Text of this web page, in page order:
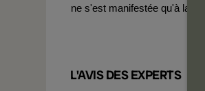
ne s'est manifestée qu'à la fin
L'AVIS DES EXPERTS